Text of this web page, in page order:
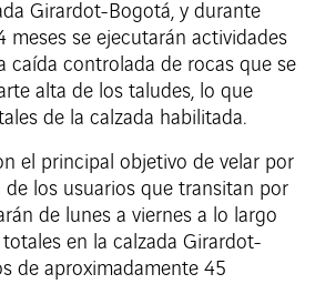
Girardot-Bogotá, y durante
meses se ejecutarán actividades
caída controlada de rocas que se
alta de los taludes, lo que
de la calzada habilitada.
el principal objetivo de velar por
de los usuarios que transitan por
de lunes a viernes a lo largo
en la calzada Girardot-
de aproximadamente 45